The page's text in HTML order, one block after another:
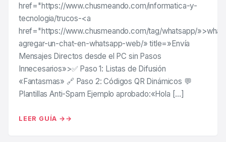
href="https://www.chusmeando.com/informatica-y-
tecnologia/trucos-<a
href="https://www.chusmeando.com/tag/whatsapp/
agregar-un-chat-en-whatsapp-web/» title=»Envía
Mensajes Directos desde el PC sin Pasos
Innecesarios»>✅ Paso 1: Listas de Difusión
«Fantasmas» 🔗 Paso 2: Códigos QR Dinámicos 💬
Plantillas Anti-Spam Ejemplo aprobado:«Hola […]
LEER GUÍA →